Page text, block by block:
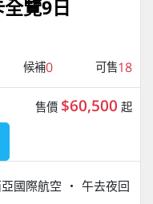
覽9日
候補0 可售18
國際航空 午去夜回
售價 $60,500 起